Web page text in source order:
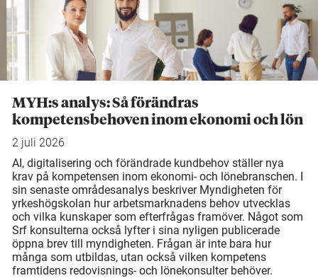
MYH:s analys: Så förändras
kompetensbehoven inom ekonomi och lön
2 juli 2026
AI, digitalisering och förändrade kundbehov ställer nya
krav på kompetensen inom ekonomi- och lönebranschen. I
sin senaste områdesanalys beskriver Myndigheten för
yrkeshögskolan hur arbetsmarknadens behov utvecklas
och vilka kunskaper som efterfrågas framöver. Något som
Srf konsulterna också lyfter i sina nyligen publicerade
öppna brev till myndigheten. Frågan är inte bara hur
många som utbildas, utan också vilken kompetens
framtidens redovisnings- och lönekonsulter behöver.